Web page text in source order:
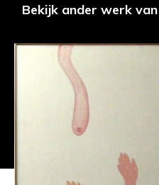
Bekijk ander werk